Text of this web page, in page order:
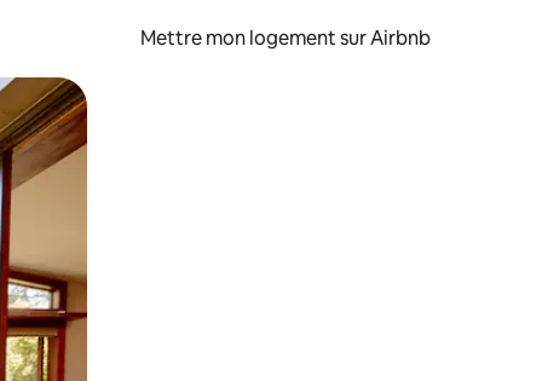
Mettre mon logement sur Airbnb